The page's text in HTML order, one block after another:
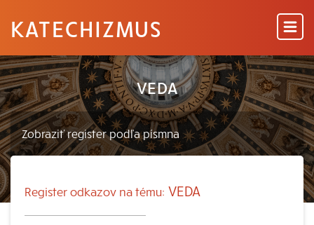
KATECHIZMUS
VEDA
Register odkazov na tému: VEDA